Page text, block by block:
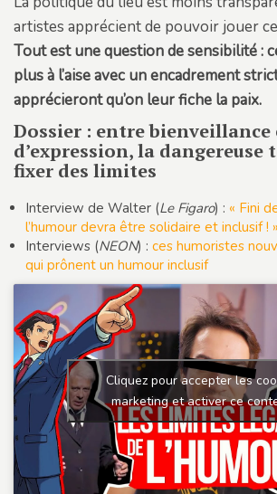
artistes apprécient de pouvoir jouer
Tout est une question de sensibilité :
plus à l’aise avec un encadrement
apprécieront qu’on leur fiche la paix.
Dossier : entre
d’expression, la
fixer des limites
Interview de Walter (Le Figaro) : « Fini
l’humour devra être solidaire et inclusif ! »
Interviews (NEON) : ces humoristes
qui prônent un humour inclusif
Cliquez pour accepter les
marketing et activer ce